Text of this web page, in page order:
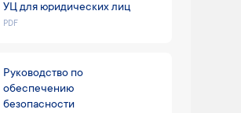
УЦ для юридических лиц
PDF
Руководство по
обеспечению
безопасности